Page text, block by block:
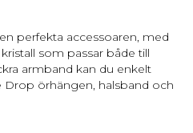
perfekta accessoaren, med
som passar både till
armband kan du enkelt
örhängen, halsband och